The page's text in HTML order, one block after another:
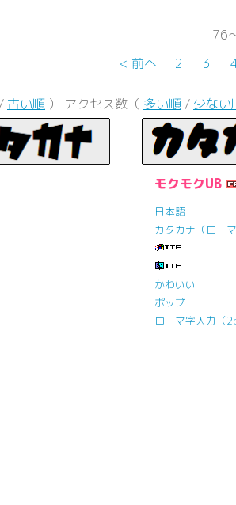
76
< 前へ
2 3
/ 古い順 ） アクセス数（ 多い順 / 少ない
モクモクUB
日本語
カタカナ（ローマ
かわいい
ポップ
ローマ字入力（